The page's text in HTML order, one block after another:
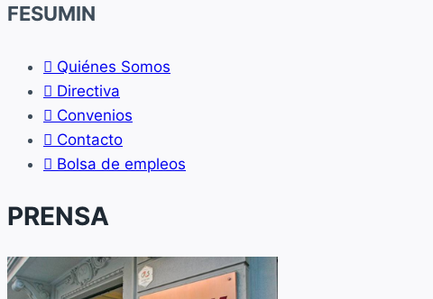
FESUMIN
Quiénes Somos
Directiva
Convenios
Contacto
Bolsa de empleos
PRENSA